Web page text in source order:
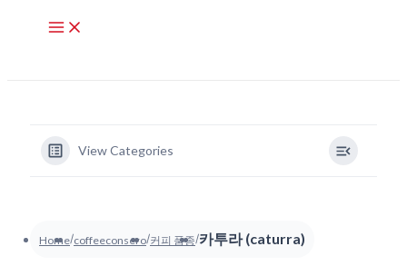
View Categories
Home coffeeconsero 커피 품종 카투라 (caturra)